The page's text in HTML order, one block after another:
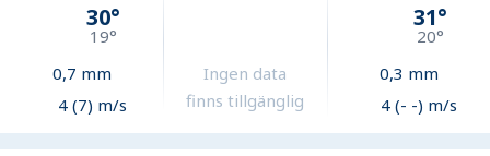
30°
19°
0,7 mm
4 (7) m/s
Ingen data
finns tillgänglig
31°
20°
0,3 mm
4 (- -) m/s